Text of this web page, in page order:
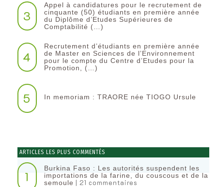
3
Appel à candidatures pour le recrutement de
cinquante (50) étudiants en première année
du Diplôme d’Etudes Supérieures de
Comptabilité (…)
4
Recrutement d’étudiants en première année
de Master en Sciences de l’Environnement
pour le compte du Centre d’Etudes pour la
Promotion, (…)
5 In memoriam : TRAORE née TIOGO Ursule
ARTICLES LES PLUS COMMENTÉS
1
Burkina Faso : Les autorités suspendent les
importations de la farine, du couscous et de la
semoule | 21 commentaires